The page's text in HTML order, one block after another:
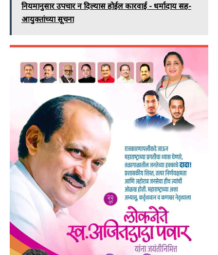
नियमानुसार उपचार न दिल्यास होईल कारवाई - धर्मादाय सह-
आयुक्तांच्या सूचना